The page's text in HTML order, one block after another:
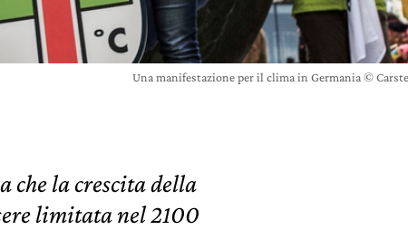
Una manifestazione per il clima in Germania ©
che la crescita della
limitata nel 2100